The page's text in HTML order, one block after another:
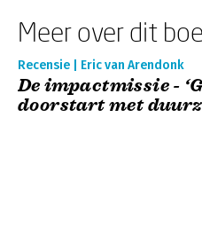
Meer over dit
Recensie | Eric van Arendonk
De impactmissie -
doorstart met